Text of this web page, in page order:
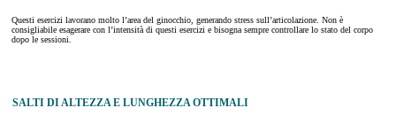
Questi esercizi lavorano molto l’area del ginocchio, generando stress sull’articolazione. Non è
consigliabile esagerare con l’intensità di questi esercizi e bisogna sempre controllare lo stato del corpo
dopo le sessioni.
SALTI DI ALTEZZA E LUNGHEZZA OTTIMALI